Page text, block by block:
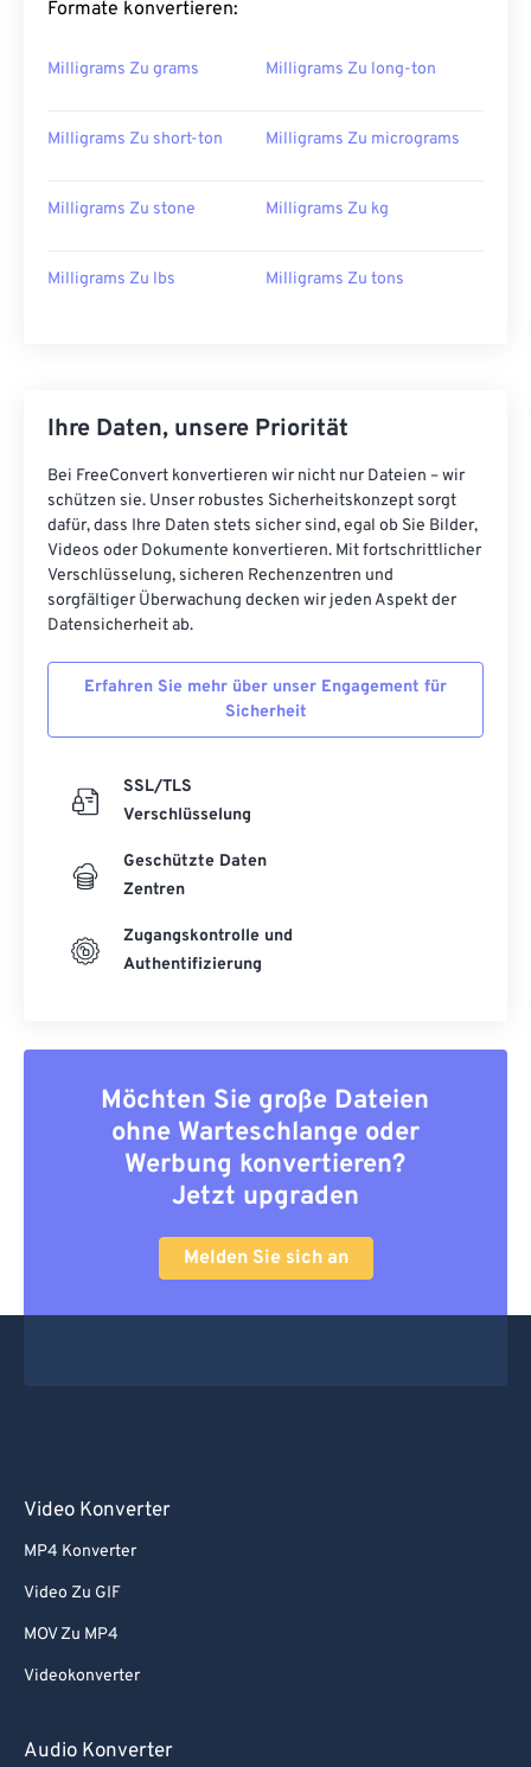
Formate konvertieren:
Milligrams Zu grams Milligrams Zu long-ton
Milligrams Zu short-ton Milligrams Zu micrograms
Milligrams Zu stone Milligrams Zu kg
Milligrams Zu lbs Milligrams Zu tons
Ihre Daten, unsere Priorität
Bei FreeConvert konvertieren wir nicht nur Dateien – wir
schützen sie. Unser robustes Sicherheitskonzept sorgt
dafür, dass Ihre Daten stets sicher sind, egal ob Sie Bilder,
Videos oder Dokumente konvertieren. Mit fortschrittlicher
Verschlüsselung, sicheren Rechenzentren und
sorgfältiger Überwachung decken wir jeden Aspekt der
Datensicherheit ab.
Erfahren Sie mehr über unser Engagement für
Sicherheit
SSL/TLS
Verschlüsselung
Geschützte Daten
Zentren
Zugangskontrolle und
Authentifizierung
Möchten Sie große Dateien
ohne Warteschlange oder
Werbung konvertieren?
Jetzt upgraden
Melden Sie sich an
Video Konverter
MP4 Konverter
Video Zu GIF
MOV Zu MP4
Videokonverter
Audio Konverter